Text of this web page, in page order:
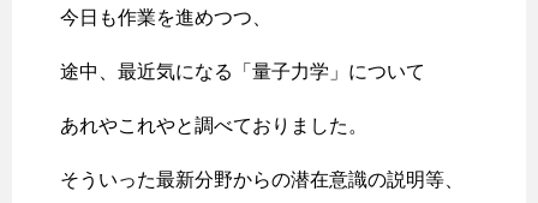
今日も作業を進めつつ、
途中、最近気になる「量子力学」について
あれやこれやと調べておりました。
そういった最新分野からの潜在意識の説明等、